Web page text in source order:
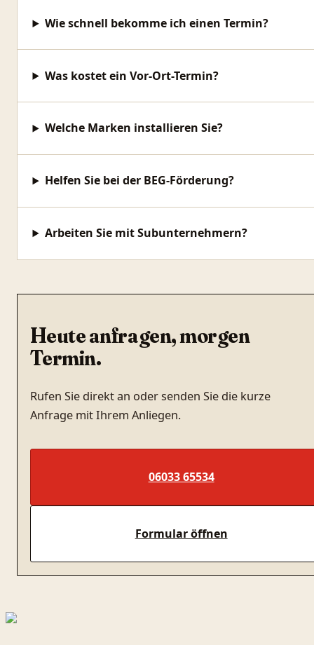
Wie schnell bekomme ich einen Termin?
Was kostet ein Vor-Ort-Termin?
Welche Marken installieren Sie?
Helfen Sie bei der BEG-Förderung?
Arbeiten Sie mit Subunternehmern?
Heute anfragen, morgen
Termin.
Rufen Sie direkt an oder senden Sie die kurze
Anfrage mit Ihrem Anliegen.
06033 65534
Formular öffnen